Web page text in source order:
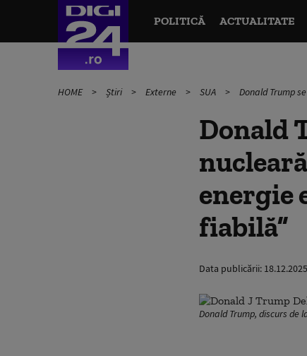
POLITICĂ ACTUALITATE
HOME Știri Externe SUA Donald Trump
Donald
energie
fiabilă”
Data publicării:
Donald Trump, discurs de